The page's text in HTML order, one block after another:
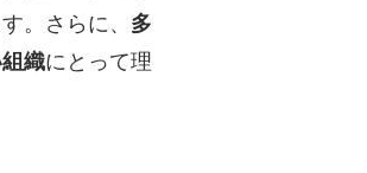
。さらに、 多
織にとって理